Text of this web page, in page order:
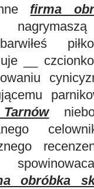
firma
__
obróbka